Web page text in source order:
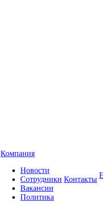
Компания
Новости
Сотрудники
Вакансии
Политика
Контакты